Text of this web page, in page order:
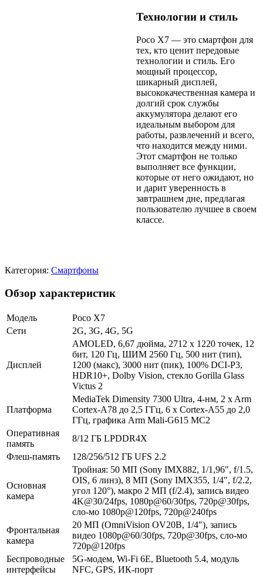
Технологии и стиль
Poco X7 — это смартфон для
тех, кто ценит передовые
технологии и стиль. Его
мощный процессор,
шикарный дисплей,
высококачественная камера и
долгий срок службы
аккумулятора делают его
идеальным выбором для
работы, развлечений и всего,
что находится между ними.
Этот смартфон не только
выполняет все функции,
которые от него ожидают, но
и дарит уверенность в
завтрашнем дне, предлагая
пользователю лучшее в своем
классе.
Категория: Смартфоны
Обзор характеристик
Модель
Poco X7
Сети
2G, 3G, 4G, 5G
Дисплей
AMOLED, 6,67 дюйма, 2712 х 1220 точек, 12
бит, 120 Гц, ШИМ 2560 Гц, 500 нит (тип),
1200 (макс), 3000 нит (пик), 100% DCI-P3,
HDR10+, Dolby Vision, стекло Gorilla Glass
Victus 2
Платформа
MediaTek Dimensity 7300 Ultra, 4-нм, 2 x Arm
Cortex-A78 до 2,5 ГГц, 6 x Cortex-A55 до 2,0
ГГц, графика Arm Mali-G615 MC2
Оперативная
память
8/12 ГБ LPDDR4X
Флеш-память
128/256/512 ГБ UFS 2.2
Основная
камера
Тройная: 50 МП (Sony IMX882, 1/1,96″, f/1.5,
OIS, 6 линз), 8 МП (Sony IMX355, 1/4″, f/2.2,
угол 120°), макро 2 МП (f/2.4), запись видео
4K@30/24fps, 1080p@60/30fps, 720p@30fps,
сло-мо 1080p@120fps, 720p@240fps
Фронтальная
камера
20 МП (OmniVision OV20B, 1/4″), запись
видео 1080p@60/30fps, 720p@30fps, сло-мо
720p@120fps
Беспроводные
интерфейсы
5G-модем, Wi-Fi 6E, Bluetooth 5.4, модуль
NFC, GPS, ИК-порт